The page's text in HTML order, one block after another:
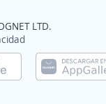
LTD.